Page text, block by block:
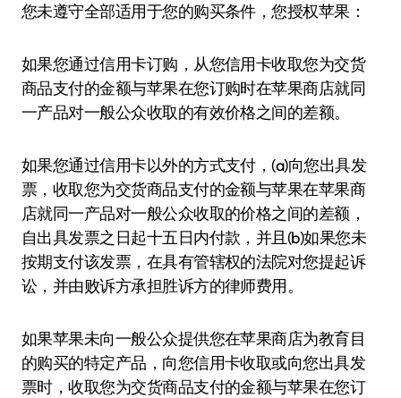
您未遵守全部适用于您的购买条件，您授权苹果：
如果您通过信用卡订购，从您信用卡收取您为交货
商品支付的金额与苹果在您订购时在苹果商店就同
一产品对一般公众收取的有效价格之间的差额。
如果您通过信用卡以外的方式支付，(a)向您出具发
票，收取您为交货商品支付的金额与苹果在苹果商
店就同一产品对一般公众收取的价格之间的差额，
自出具发票之日起十五日内付款，并且(b)如果您未
按期支付该发票，在具有管辖权的法院对您提起诉
讼，并由败诉方承担胜诉方的律师费用。
如果苹果未向一般公众提供您在苹果商店为教育目
的购买的特定产品，向您信用卡收取或向您出具发
票时，收取您为交货商品支付的金额与苹果在您订